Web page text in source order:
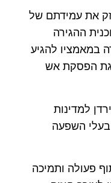
את עמידתם של
ההגירה
במאמציו להגיע
הפסקת אש
למדינות
בעלי השפעה
פעולה ותמיכה